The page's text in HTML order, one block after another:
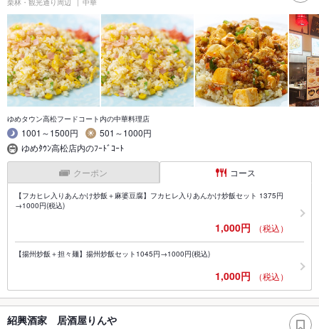
栗林・観光通り周辺 中華
ゆめタウン高松フードコート内の中華料理店
1001～1500円
501～1000円
ゆめﾀｳﾝ高松店内のﾌｰﾄﾞｺｰﾄ
クーポン コース
【フカヒレ入りあんかけ炒飯＋麻婆豆腐】フカヒレ入りあんかけ炒飯セット 1375円
→1000円(税込)
1,000円 （税込）
【揚州炒飯＋担々麺】揚州炒飯セット1045円→1000円(税込)
1,000円 （税込）
紹興酒家 居酒屋りんや